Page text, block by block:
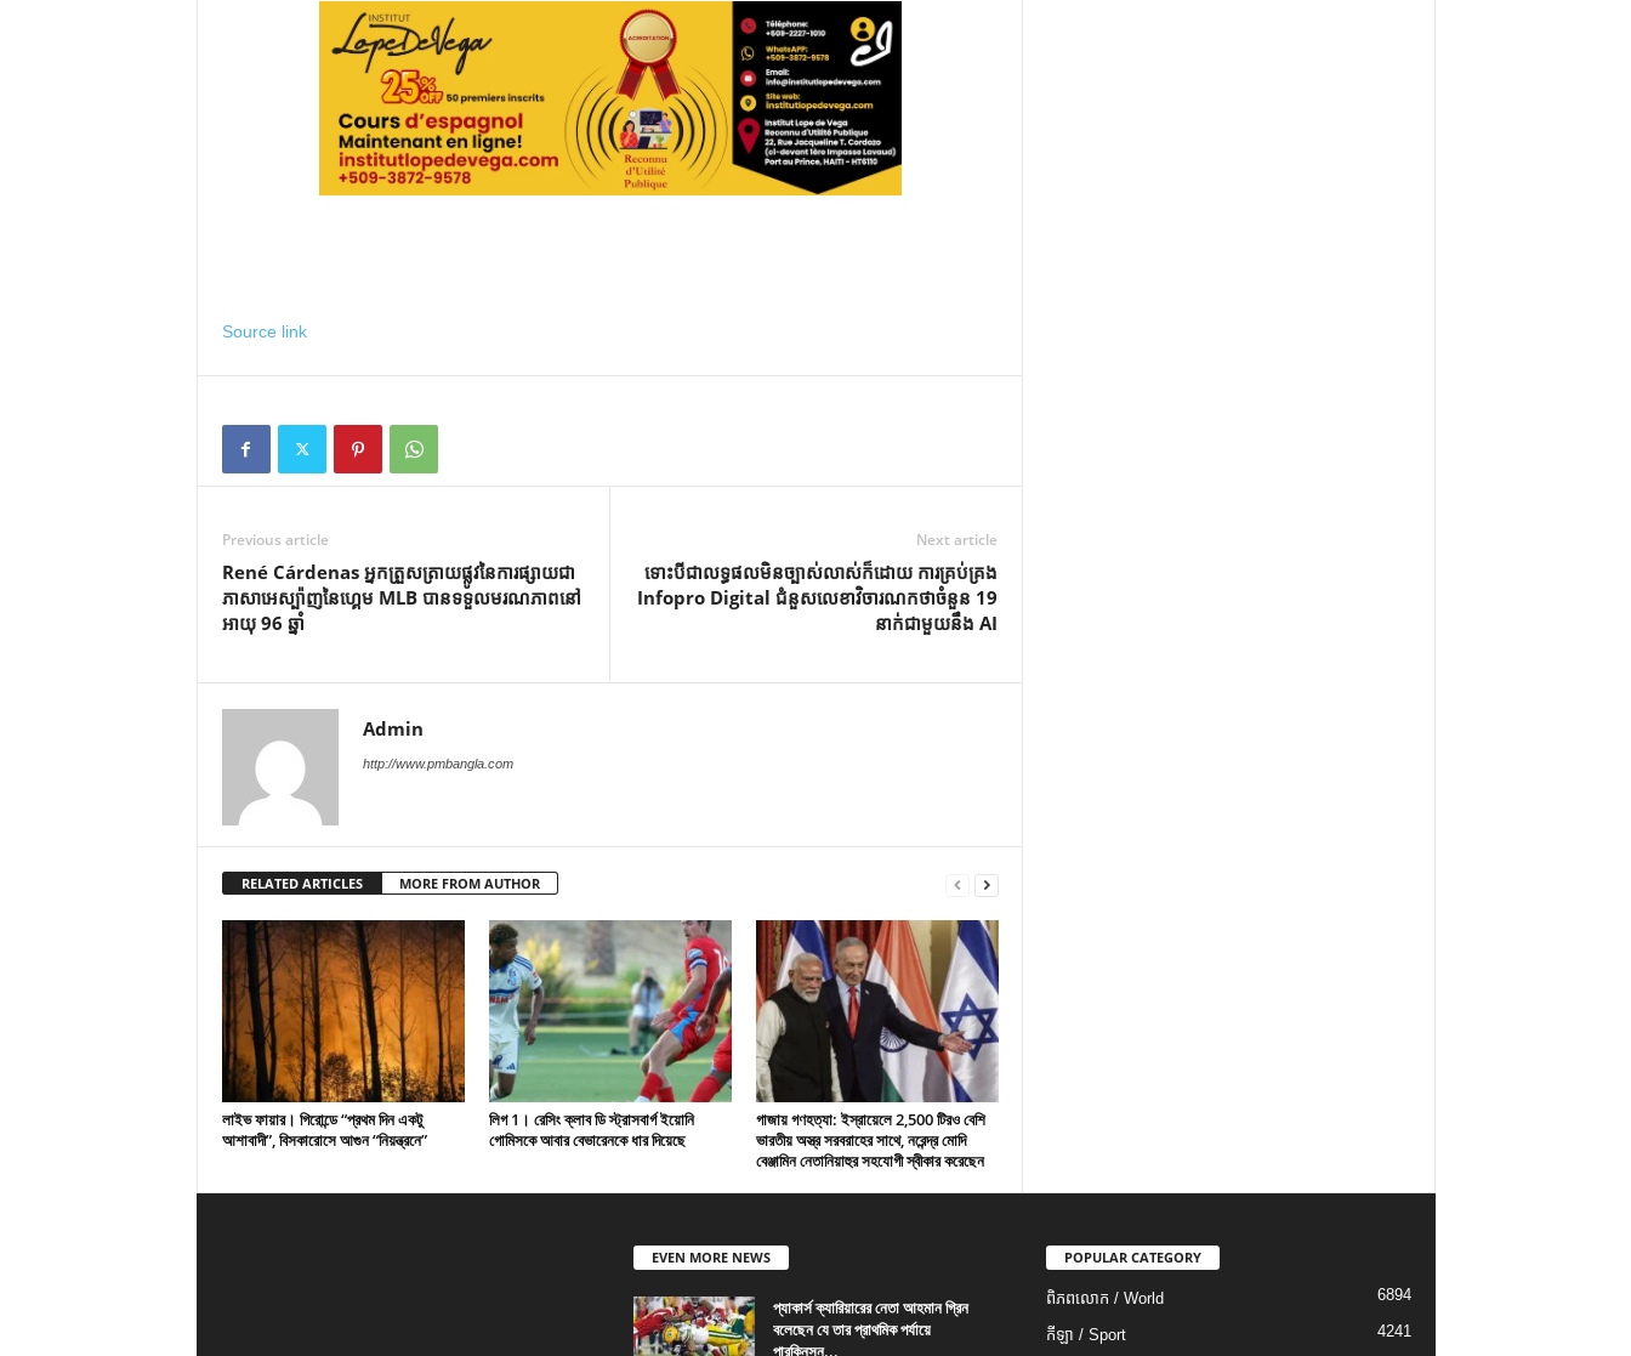
Source link
Previous article
René Cárdenas អ្នកត្រួសត្រាយផ្លូវនៃការផ្សាយជា
ភាសាអេស្ប៉ាញនៃហ្គេម MLB បានទទួលមរណភាពនៅ
អាយុ 96 ឆ្នាំ
Next article
ទោះបីជាលទ្ធផលមិនច្បាស់លាស់ក៏ដោយ ការគ្រប់គ្រង
Infopro Digital ជំនួសលេខាវិចារណកថាចំនួន 19
នាក់ជាមួយនឹង AI
Admin
http://www.pmbangla.com
RELATED ARTICLES MORE FROM AUTHOR
লাইভ ফায়ার। গিরোন্ডে “প্রথম দিন একটু
আশাবাদী”, বিসকারোসে আগুন “নিয়ন্ত্রনে”
লিগ 1। রেসিং ক্লাব ডি স্ট্রাসবার্গ ইয়োনি
গোমিসকে আবার বেভারেনকে ধার দিয়েছে
গাজায় গণহত্যা: ইস্রায়েলে 2,500 টিরও বেশি
ভারতীয় অস্ত্র সরবরাহের সাথে, নরেন্দ্র মোদি
বেঞ্জামিন নেতানিয়াহুর সহযোগী স্বীকার করেছেন
EVEN MORE NEWS
প্যাকার্স ক্যারিয়ারের নেতা আহমান গ্রিন
বলেছেন যে তার প্রাথমিক পর্যায়ে
পারকিনসন...
POPULAR CATEGORY
ពិភពលោក / World 6894
កីឡា / Sport 4241